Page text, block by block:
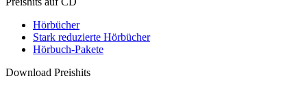
Hörbücher
Stark reduzierte Hörbücher
Hörbuch-Pakete
Download Preishits